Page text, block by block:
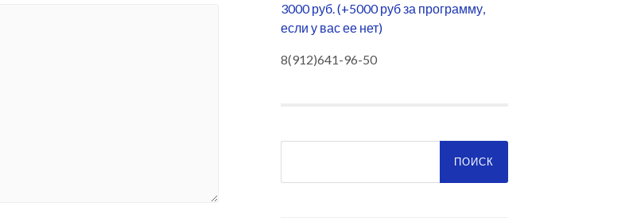
3000 руб. (+5000 руб за программу,
если у вас ее нет)
8(912)641-96-50
Найти: